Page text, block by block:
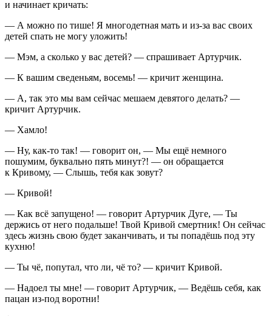
и начинает кричать:
— А можно по тише! Я многодетная мать и из-за вас своих
детей спать не могу уложить!
— Мэм, а сколько у вас детей? — спрашивает Артурчик.
— К вашим сведеньям, восемь! — кричит женщина.
— А, так это мы вам сейчас мешаем девятого делать? —
кричит Артурчик.
— Хамло!
— Ну, как-то так! — говорит он, — Мы ещё немного
пошумим, буквально пять минут?! — он обращается
к Кривому, — Слышь, тебя как зовут?
— Кривой!
— Как всё запущено! — говорит Артурчик Дуге, — Ты
держись от него подальше! Твой Кривой смертник! Он сейчас
здесь жизнь свою будет заканчивать, и ты попадёшь под эту
кухню!
— Ты чё, попутал, что ли, чё то? — кричит Кривой.
— Надоел ты мне! — говорит Артурчик, — Ведёшь себя, как
пацан из-под воротни!